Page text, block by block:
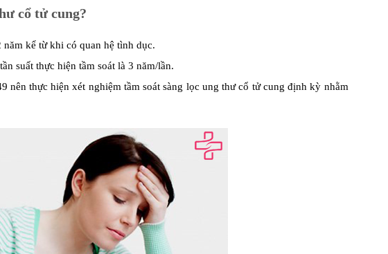
cổ tử cung?
năm kể từ khi có quan hệ tình dục.
suất thực hiện tầm soát là 3 năm/lần.
nên thực hiện xét nghiệm tầm soát sàng lọc ung thư cổ tử cung định kỳ nhằm